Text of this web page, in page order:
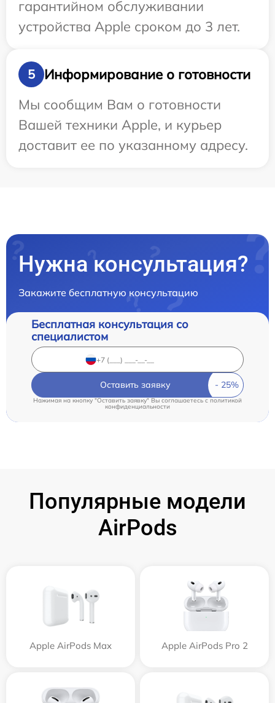
гарантийном обслуживании
устройства Apple сроком до 3 лет.
5
Информирование о готовности
Мы сообщим Вам о готовности
Вашей техники Apple, и курьер
доставит ее по указанному адресу.
Нужна консультация?
Закажите бесплатную консультацию
Бесплатная консультация со
специалистом
Оставить заявку
Нажимая на кнопку "Оставить заявку" Вы соглашаетесь c политикой
конфиденциальности
Популярные модели
AirPods
Apple AirPods Max Apple AirPods Pro 2